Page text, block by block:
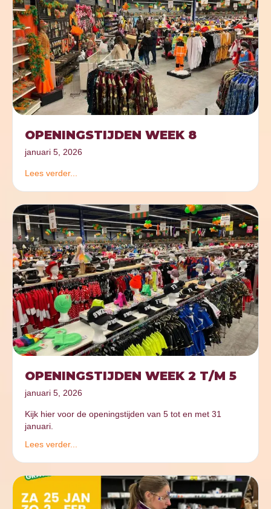
OPENINGSTIJDEN WEEK 8
januari 5, 2026
Lees verder...
OPENINGSTIJDEN WEEK 2 T/M 5
januari 5, 2026
Kijk hier voor de openingstijden van 5 tot en met 31
januari.
Lees verder...